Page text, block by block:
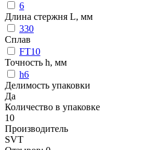
6
Длина стержня L, мм
330
Сплав
FT10
Точность h, мм
h6
Делимость упаковки
Да
Количество в упаковке
10
Производитель
SVT